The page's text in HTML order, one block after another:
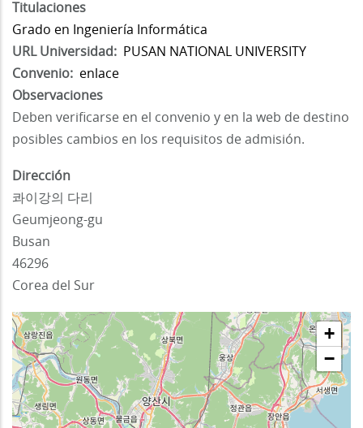
Titulaciones
Grado en Ingeniería Informática
URL Universidad
PUSAN NATIONAL UNIVERSITY
Convenio
enlace
Observaciones
Deben verificarse en el convenio y en la web de destino
posibles cambios en los requisitos de admisión.
Dirección
콰이강의 다리
Geumjeong-gu
Busan
46296
Corea del Sur
+
−